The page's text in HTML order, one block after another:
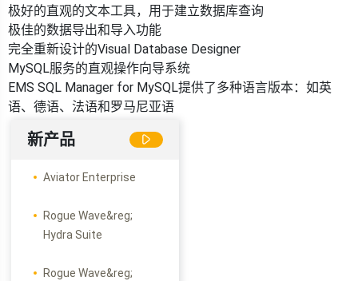
极好的直观的文本工具，用于建立数据库查询
极佳的数据导出和导入功能
完全重新设计的Visual Database Designer
MySQL服务的直观操作向导系统
EMS SQL Manager for MySQL提供了多种语言版本：如英
语、德语、法语和罗马尼亚语
新产品
Aviator Enterprise
Rogue Wave&reg;
Hydra Suite
Rogue Wave&reg;